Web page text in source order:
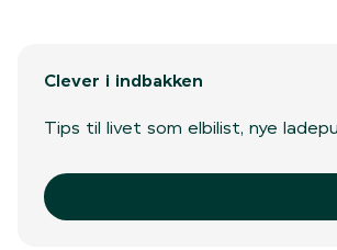
Clever i indbakken
Tips til livet som elbilist, nye